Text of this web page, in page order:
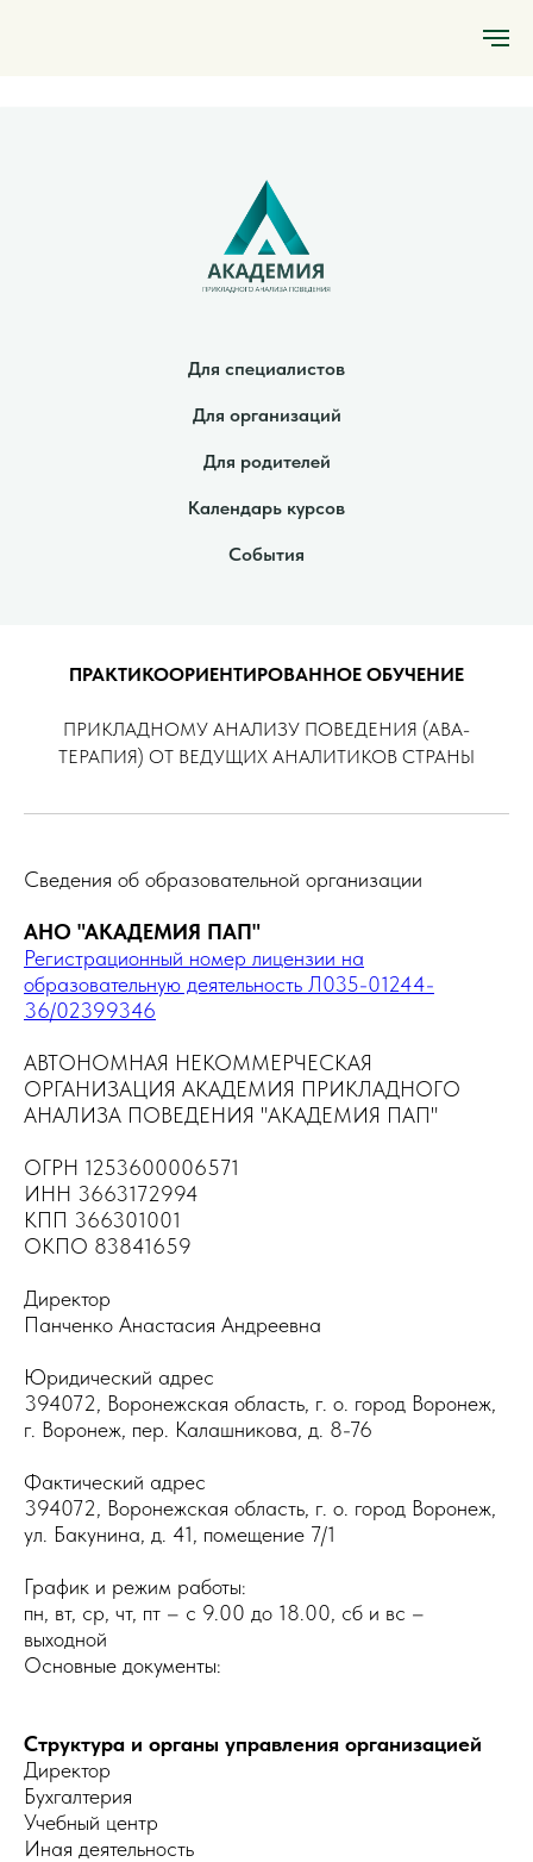
Для специалистов
Для организаций
Для родителей
Календарь курсов
События
ПРАКТИКООРИЕНТИРОВАННОЕ ОБУЧЕНИЕ
ПРИКЛАДНОМУ АНАЛИЗУ ПОВЕДЕНИЯ (АВА-
ТЕРАПИЯ) ОТ ВЕДУЩИХ АНАЛИТИКОВ СТРАНЫ
Сведения об образовательной организации
АНО "АКАДЕМИЯ ПАП"
Регистрационный номер лицензии на
образовательную деятельность Л035-01244-
36/02399346
АВТОНОМНАЯ НЕКОММЕРЧЕСКАЯ
ОРГАНИЗАЦИЯ АКАДЕМИЯ ПРИКЛАДНОГО
АНАЛИЗА ПОВЕДЕНИЯ "АКАДЕМИЯ ПАП"
ОГРН 1253600006571
ИНН 3663172994
КПП 366301001
ОКПО 83841659
Директор
Панченко Анастасия Андреевна
Юридический адрес
394072, Воронежская область, г. о. город Воронеж,
г. Воронеж, пер. Калашникова, д. 8-76
Фактический адрес
394072, Воронежская область, г. о. город Воронеж,
ул. Бакунина, д. 41, помещение 7/1
График и режим работы:
пн, вт, ср, чт, пт – с 9.00 до 18.00, сб и вс –
выходной
Основные документы:
Структура и органы управления организацией
Директор
Бухгалтерия
Учебный центр
Иная деятельность